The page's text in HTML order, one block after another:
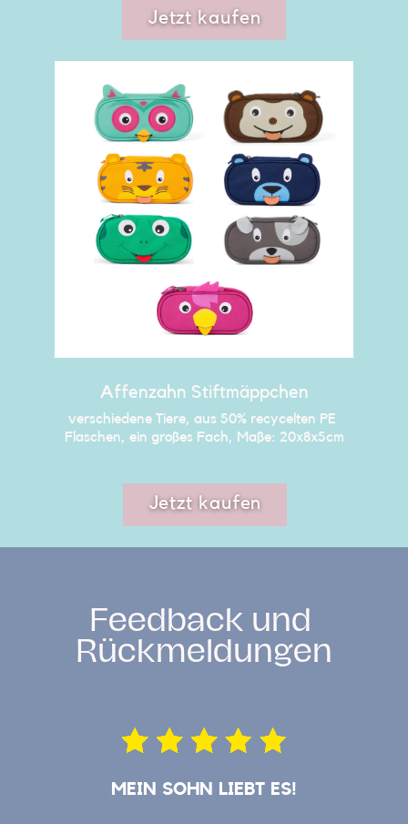
Jetzt kaufen
Affenzahn Stiftmäppchen
verschiedene Tiere, aus 50% recycelten PE ​
Flaschen, ein großes Fach, Maße: 20x8x5cm
Jetzt kaufen
Feedback und ​
Rückmeldungen
ME​IN SOHN LIEBT ES!